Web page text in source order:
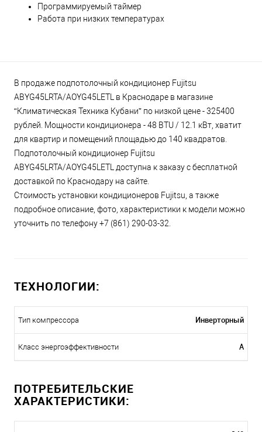
Программируемый таймер
Работа при низких температурах
В продаже подпотолочный кондиционер Fujitsu
ABYG45LRTA/AOYG45LETL в Краснодаре в магазине
“Климатическая Техника Кубани” по низкой цене - 325400
рублей. Мощности кондиционера - 48 BTU / 12.1 кВт, хватит
для квартир и помещений площадью до 140 квадратов.
Подпотолочный кондиционер Fujitsu
ABYG45LRTA/AOYG45LETL доступна к заказу с бесплатной
доставкой по Краснодару на сайте.
Стоимость установки кондиционеров Fujitsu, а также
подробное описание, фото, характеристики к модели можно
уточнить по телефону +7 (861) 290-03-32.
ТЕХНОЛОГИИ:
Тип компрессора Инверторный
Класс энергоэффективности A
ПОТРЕБИТЕЛЬСКИЕ
ХАРАКТЕРИСТИКИ: